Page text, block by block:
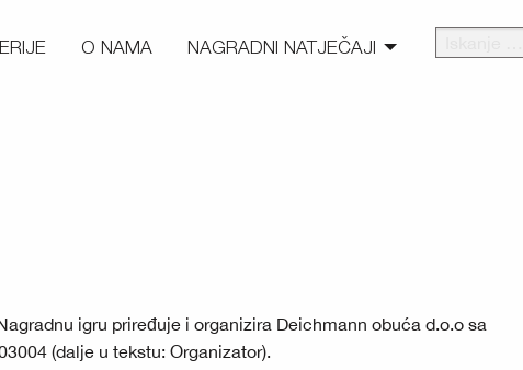
O NAMA NAGRADNI NATJEČAJI
igru priređuje i organizira Deichmann obuća d.o.o sa
(dalje u tekstu: Organizator).